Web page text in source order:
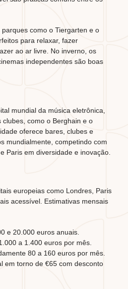
como o Tiergarten e o
para relaxar, fazer
ao ar livre. No inverno, os
independentes são boas
mundial da música eletrônica,
clubes, como o Berghain e o
oferece bares, clubes e
mundialmente, competindo com
Paris em diversidade e inovação.
europeias como Londres, Paris
acessível. Estimativas mensais
e 20.000 euros anuais.
a 1.400 euros por mês.
80 a 160 euros por mês.
em torno de €65 com desconto